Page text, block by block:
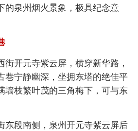
的泉州烟火景象，极具纪念意
街开元寺紫云屏，横穿新华路，
巷宁静幽深，坐拥东塔的绝佳平
墙枝繁叶茂的三角梅下，可与东
东段南侧，泉州开元寺紫云屏后